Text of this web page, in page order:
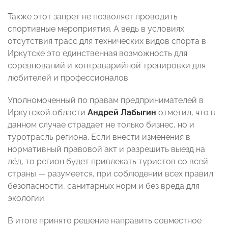
Также этот запрет не позволяет проводить
спортивные мероприятия. А ведь в условиях
отсутствия трасс для технических видов спорта в
Иркутске это единственная возможность для
соревнований и контраварийной тренировки для
любителей и профессионалов.
Уполномоченный по правам предпринимателей в
Иркутской области Андрей Лабыгин отметил, что в
данном случае страдает не только бизнес, но и
туротрасль региона. Если внести изменения в
нормативный правовой акт и разрешить выезд на
лёд, то регион будет привлекать туристов со всей
страны — разумеется, при соблюдении всех правил
безопасности, санитарных норм и без вреда для
экологии.
В итоге принято решение направить совместное